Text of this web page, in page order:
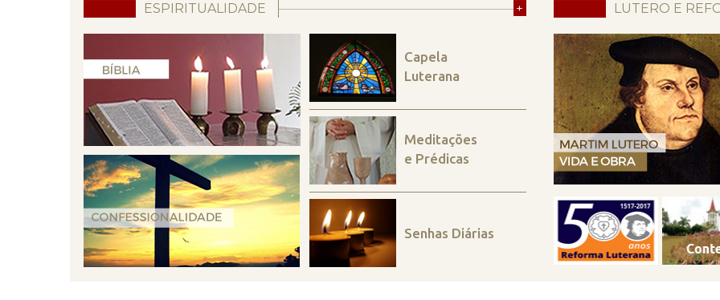
ESPIRITUALIDADE +
Capela
Luterana
Meditações
e Prédicas
Senhas Diárias
LUTERO E